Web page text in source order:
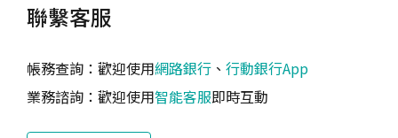
聯繫客服
帳務查詢：歡迎使用網路銀行 、 行動銀行App
業務諮詢：歡迎使用智能客服即時互動